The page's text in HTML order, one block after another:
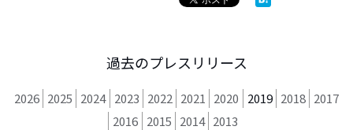
過去のプレスリリース
2026 2025 2024 2023 2022 2021 2020 2019 2018 2017
2016 2015 2014 2013